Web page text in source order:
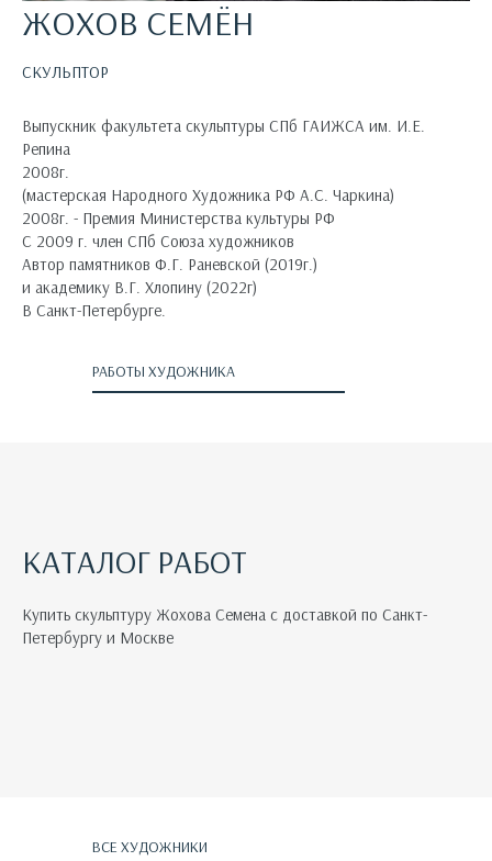
ЖОХОВ СЕМЁН
СКУЛЬПТОР
Выпускник факультета скульптуры СПб ГАИЖСА им. И.Е.
Репина
2008г.
(мастерская Народного Художника РФ А.С. Чаркина)
2008г. - Премия Министерства культуры РФ
С 2009 г. член СПб Союза художников
Автор памятников Ф.Г. Раневской (2019г.)
и академику В.Г. Хлопину (2022г)
В Санкт-Петербурге.
РАБОТЫ ХУДОЖНИКА
КАТАЛОГ РАБОТ
Купить скульптуру Жохова Семена с доставкой по Санкт-
Петербургу и Москве
ВСЕ ХУДОЖНИКИ